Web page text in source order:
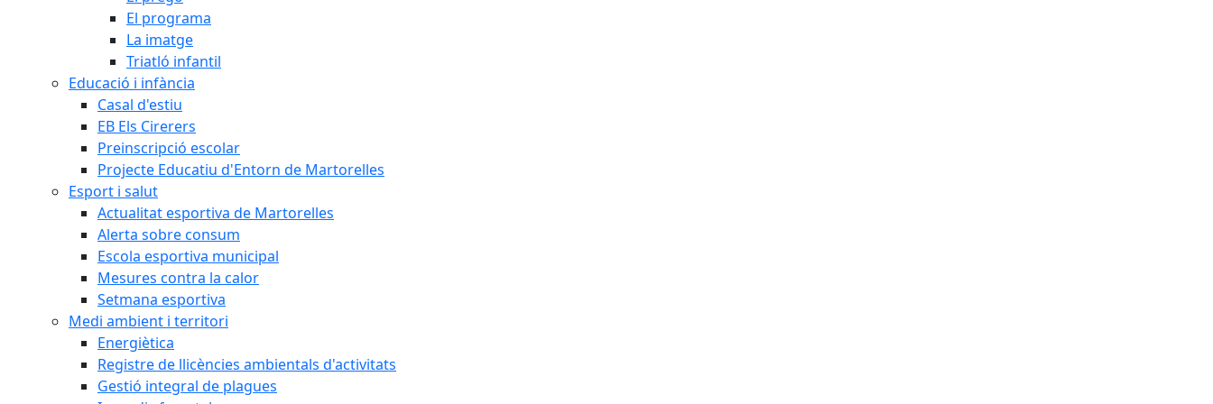
El programa
La imatge
Triatló infantil
Educació i infància
Casal d'estiu
EB Els Cirerers
Preinscripció escolar
Projecte Educatiu d'Entorn de Martorelles
Esport i salut
Actualitat esportiva de Martorelles
Alerta sobre consum
Escola esportiva municipal
Mesures contra la calor
Setmana esportiva
Medi ambient i territori
Energiètica
Registre de llicències ambientals d'activitats
Gestió integral de plagues